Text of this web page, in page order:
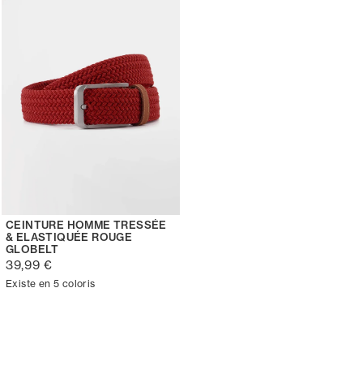
CEINTURE HOMME TRESSÉE
& ELASTIQUÉE ROUGE
GLOBELT
39,99 €
Existe en 5 coloris